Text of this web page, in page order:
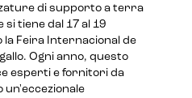
di supporto a terra
si tiene dal 17 al 19
Feira Internacional de
Ogni anno, questo
esperti e fornitori da